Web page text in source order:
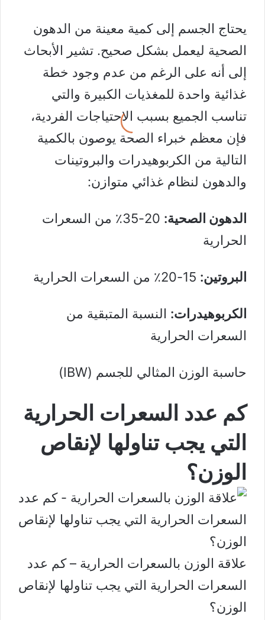
يحتاج الجسم إلى كمية معينة من الدهون
الصحية ليعمل بشكل صحيح. تشير الأبحاث
إلى أنه على الرغم من عدم وجود خطة
غذائية واحدة للمغذيات الكبيرة والتي
تناسب الجميع بسبب الاحتياجات الفردية،
فإن معظم خبراء الصحة يوصون بالكمية
التالية من الكربوهيدرات والبروتينات
والدهون لنظام غذائي متوازن:
الدهون الصحية:
20-35٪ من السعرات
الحرارية
البروتين:
الكربوهيدرات: النسبة المتبقية من
السعرات الحرارية
حاسبة الوزن المثالي للجسم (IBW)
كم عدد السعرات الحرارية
التي يجب تناولها لإنقاص
الوزن؟
علاقة الوزن بالسعرات الحرارية – كم عدد
السعرات الحرارية التي يجب تناولها لإنقاص
الوزن؟